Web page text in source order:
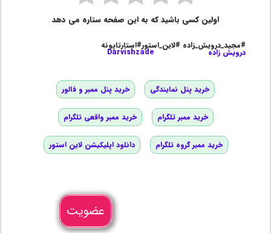
اولین کسی باشید که به این صفحه ستاره می دهد
#مجید_درویش_زاده #لاین_استور#استارتاپونه
درویش زاده Darvishzade
خرید پنل نمایندگی خرید پنل ممبر و فالور
خرید ممبر تلگرام خرید ممبر واقعی تلگرام
خرید ممبر گروه تلگرام دانلود اپلیکیشن لاین استور
عضویت